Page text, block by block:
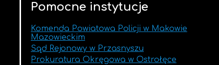
Pomocne instytucje
Komenda Powiatowa Policji w Makowie
Mazowieckim
Sąd Rejonowy w Przasnyszu
Prokuratura Okręgowa w Ostrołęce